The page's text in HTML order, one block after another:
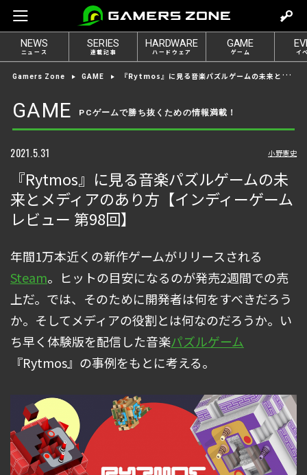
e
t
o
g
n
NEWS
ニュース
SERIES
連載記事
HARDWARE
ハードウェア
GAME
ゲーム イ
Gamers Zone GAME 『Rytmos』に見る音楽パズルゲームの未来とメディアのあり方【インディーゲームレビュー 第98回】
GAME PCゲームで勝ち抜くための情報満載！
2021.5.31 小野憲史
『Rytmos』に見る音楽パズルゲームの未
来とメディアのあり方【インディーゲーム
レビュー 第98回】
年間1万本近くの新作ゲームがリリースされる
Steam。ヒットの目安になるのが発売2週間での売
上だ。では、そのために開発者は何をすべきだろう
か。そしてメディアの役割とは何なのだろうか。い
ち早く体験版を配信した音楽パズルゲーム
『Rytmos』の事例をもとに考える。